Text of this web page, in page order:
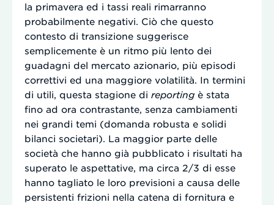
la primavera ed i tassi reali rimarranno
probabilmente negativi. Ciò che questo
contesto di transizione suggerisce
semplicemente è un ritmo più lento dei
guadagni del mercato azionario, più episodi
correttivi ed una maggiore volatilità. In termini
di utili, questa stagione di reporting è stata
fino ad ora contrastante, senza cambiamenti
nei grandi temi (domanda robusta e solidi
bilanci societari). La maggior parte delle
società che hanno già pubblicato i risultati ha
superato le aspettative, ma circa 2/3 di esse
hanno tagliato le loro previsioni a causa delle
persistenti frizioni nella catena di fornitura e